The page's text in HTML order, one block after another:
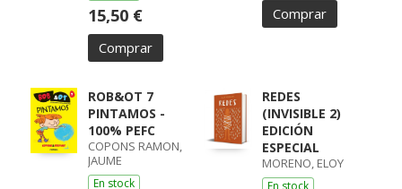
15,50 €
Comprar
Comprar
ROB&OT 7
PINTAMOS -
100% PEFC
COPONS RAMON,
JAUME
En stock
REDES
(INVISIBLE 2)
EDICIÓN
ESPECIAL
MORENO, ELOY
En stock